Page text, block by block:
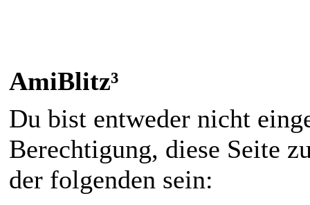
AmiBlitz³
Du bist entweder nicht
Berechtigung, diese Seite
der folgenden sein: